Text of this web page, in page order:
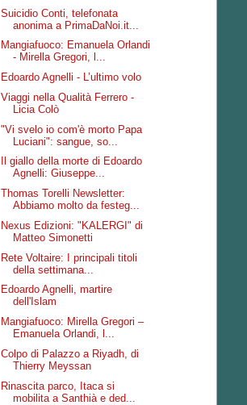
Suicidio Conti, telefonata
anonima a PrimaDaNoi.it...
Mangiafuoco: Emanuela Orlandi
- Mirella Gregori, l...
Edoardo Agnelli - L’ultimo volo
Viaggi nella Qualità Ferrero -
Licia Colò
"Vi svelo io com'è morto Papa
Luciani": sangue, so...
Il giallo della morte di Edoardo
Agnelli: Giuseppe...
Thomas Torelli Newsletter:
Abbiamo molto da festeg...
Nexus Edizioni: "KALERGI" di
Matteo Simonetti
Rete Voltaire: I principali titoli
della settimana...
Edoardo Agnelli, martire
dell'Islam
Mangiafuoco: Mirella Gregori –
Emanuela Orlandi, l...
Colpo di Palazzo a Riyadh, di
Thierry Meyssan
Rinascita parco, Itaca si
mobilita a Santhià e ded...